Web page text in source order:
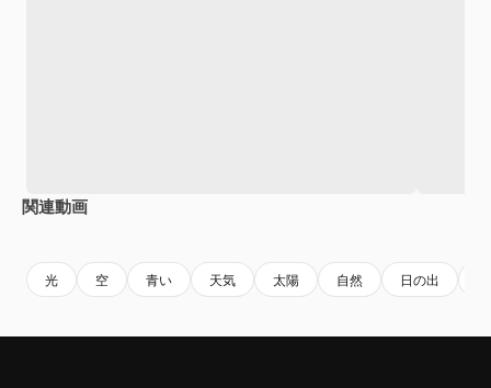
関連動画
光 空 青い 天気 太陽 自然 日の出